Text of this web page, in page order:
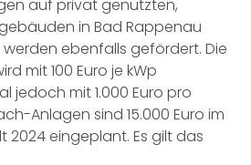
auf privat genutzten,
in Bad Rappenau
ebenfalls gefördert. Die
mit 100 Euro je kWp
jedoch mit 1.000 Euro pro
Anlagen sind 15.000 Euro im
2024 eingeplant. Es gilt das